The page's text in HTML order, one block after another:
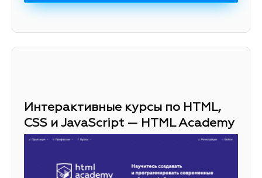
Интерактивные курсы по HTML,
CSS и JavaScript — HTML Academy